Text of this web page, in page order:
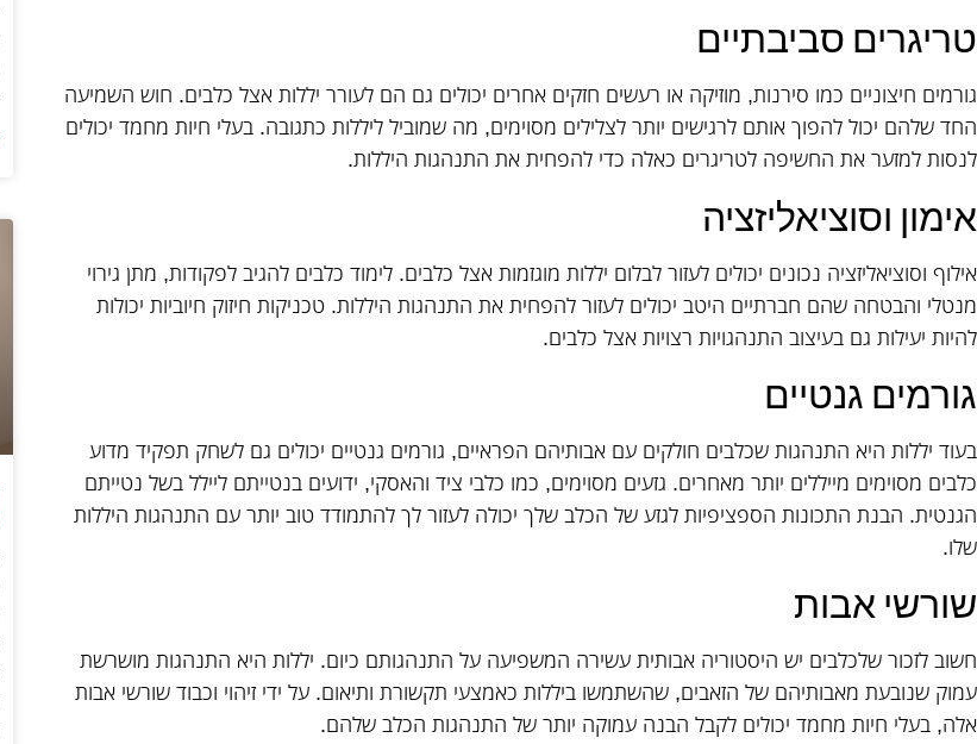
טריגרים סביבתיים
גורמים חיצוניים כמו סירנות, מוזיקה או רעשים חזקים אחרים יכולים גם הם לעורר יללות אצל כלבים. חוש השמיעה
החד שלהם יכול להפוך אותם לרגישים יותר לצלילים מסוימים, מה שמוביל ליללות כתגובה. בעלי חיות מחמד יכולים
לנסות למזער את החשיפה לטריגרים כאלה כדי להפחית את התנהגות היללות.
אימון וסוציאליזציה
אילוף וסוציאליזציה נכונים יכולים לעזור לבלום יללות מוגזמות אצל כלבים. לימוד כלבים להגיב לפקודות, מתן גירוי
מנטלי והבטחה שהם חברתיים היטב יכולים לעזור להפחית את התנהגות היללות. טכניקות חיזוק חיוביות יכולות
להיות יעילות גם בעיצוב התנהגויות רצויות אצל כלבים.
גורמים גנטיים
בעוד יללות היא התנהגות שכלבים חולקים עם אבותיהם הפראיים, גורמים גנטיים יכולים גם לשחק תפקיד מדוע
כלבים מסוימים מייללים יותר מאחרים. גזעים מסוימים, כמו כלבי ציד והאסקי, ידועים בנטייתם ליילל בשל נטייתם
הגנטית. הבנת התכונות הספציפיות לגזע של הכלב שלך יכולה לעזור לך להתמודד טוב יותר עם התנהגות היללות
שלו.
שורשי אבות
חשוב לזכור שלכלבים יש היסטוריה אבותית עשירה המשפיעה על התנהגותם כיום. יללות היא התנהגות מושרשת
עמוק שנובעת מאבותיהם של הזאבים, שהשתמשו ביללות כאמצעי תקשורת ותיאום. על ידי זיהוי וכבוד שורשי אבות
אלה, בעלי חיות מחמד יכולים לקבל הבנה עמוקה יותר של התנהגות הכלב שלהם.